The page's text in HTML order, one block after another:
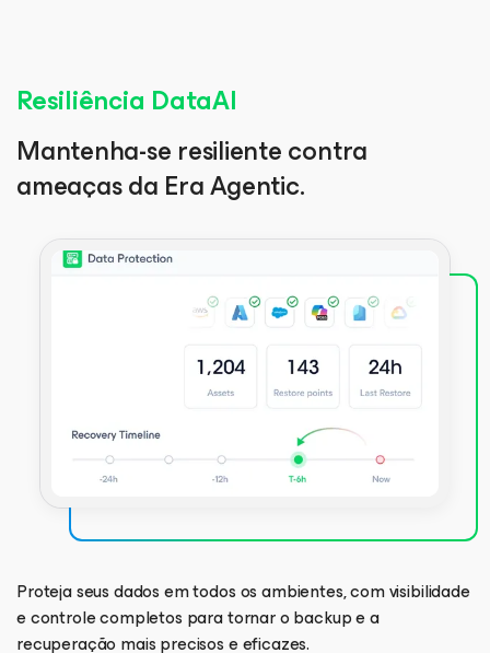
Resiliência DataAI
Mantenha-se resiliente contra
ameaças da Era Agentic.
Proteja seus dados em todos os ambientes, com visibilidade
e controle completos para tornar o backup e a
recuperação mais precisos e eficazes.